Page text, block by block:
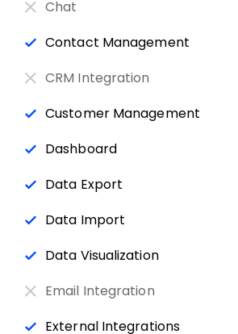
Chat
Contact Management
CRM Integration
Customer Management
Dashboard
Data Export
Data Import
Data Visualization
Email Integration
External Integrations